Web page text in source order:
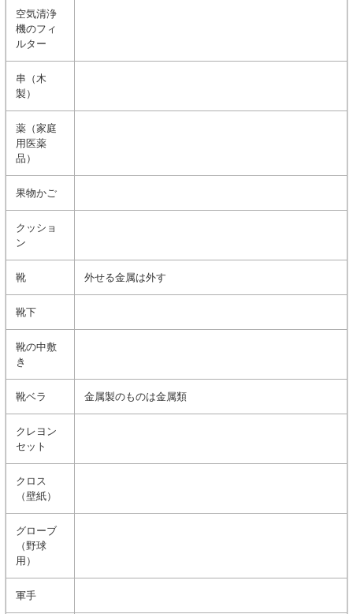
空気清浄
機のフィ
ルター
串（木
製）
薬（家庭
用医薬
品）
果物かご
クッショ
ン
靴 外せる金属は外す
靴下
靴の中敷
き
靴ベラ 金属製のものは金属類
クレヨン
セット
クロス
（壁紙）
グローブ
（野球
用）
軍手